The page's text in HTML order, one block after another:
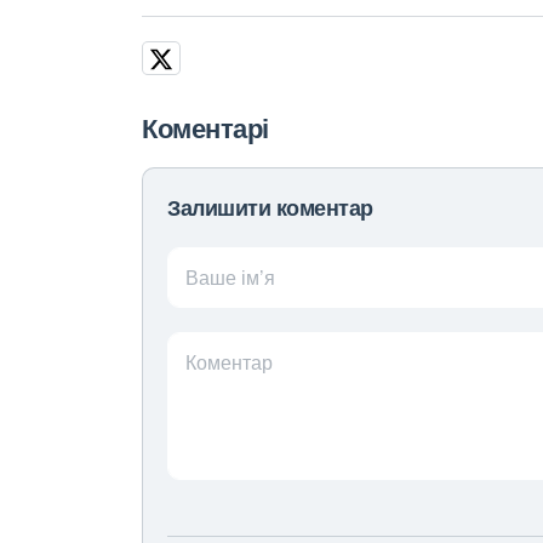
Коментарі
Залишити коментар
Ваше ім’я
Коментар